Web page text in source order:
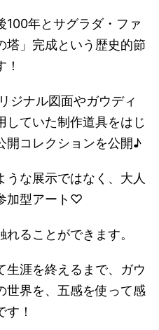
100年とサグラダ・ファ
塔」完成という歴史的節
ジナル図面やガウディ
していた制作道具をはじ
開コレクションを公開♪
うな展示ではなく、大人
加型アート♡
ることができます。
生涯を終えるまで、ガウ
世界を、五感を使って感
！